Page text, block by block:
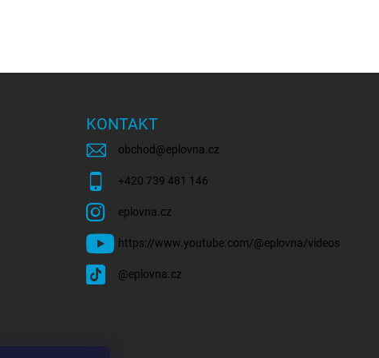
KONTAKT
obchod @eplovna.cz
+420 739 481 146
eplovna.cz
https://www.youtube.com/@eplovna/videos
@eplovna.cz